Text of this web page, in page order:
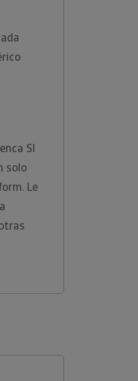
Sl
solo
Le